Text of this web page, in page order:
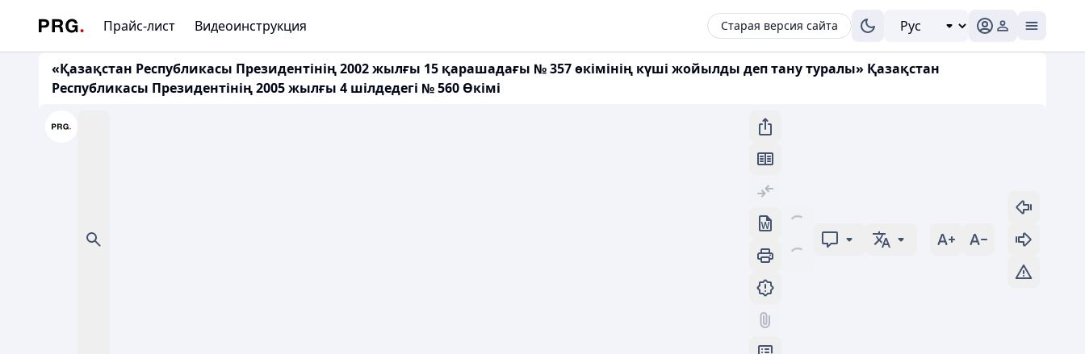
Прайс-лист Видеоинструкция Старая версия сайта
«Қазақстан Республикасы Президентінің 2002 жылғы 15 қарашадағы № 357 өкімінің күші жойылды деп тану туралы» Қазақстан
Республикасы Президентінің 2005 жылғы 4 шілдедегі № 560 Өкімі